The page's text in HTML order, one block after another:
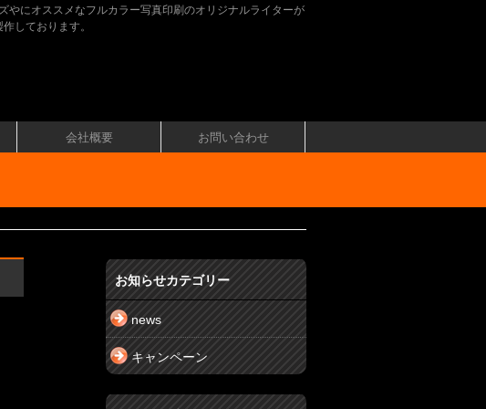
やにオススメなフルカラー写真印刷のオリジナルライターが
しております。
会社概要 お問い合わせ
お知らせカテゴリー
news
キャンペーン